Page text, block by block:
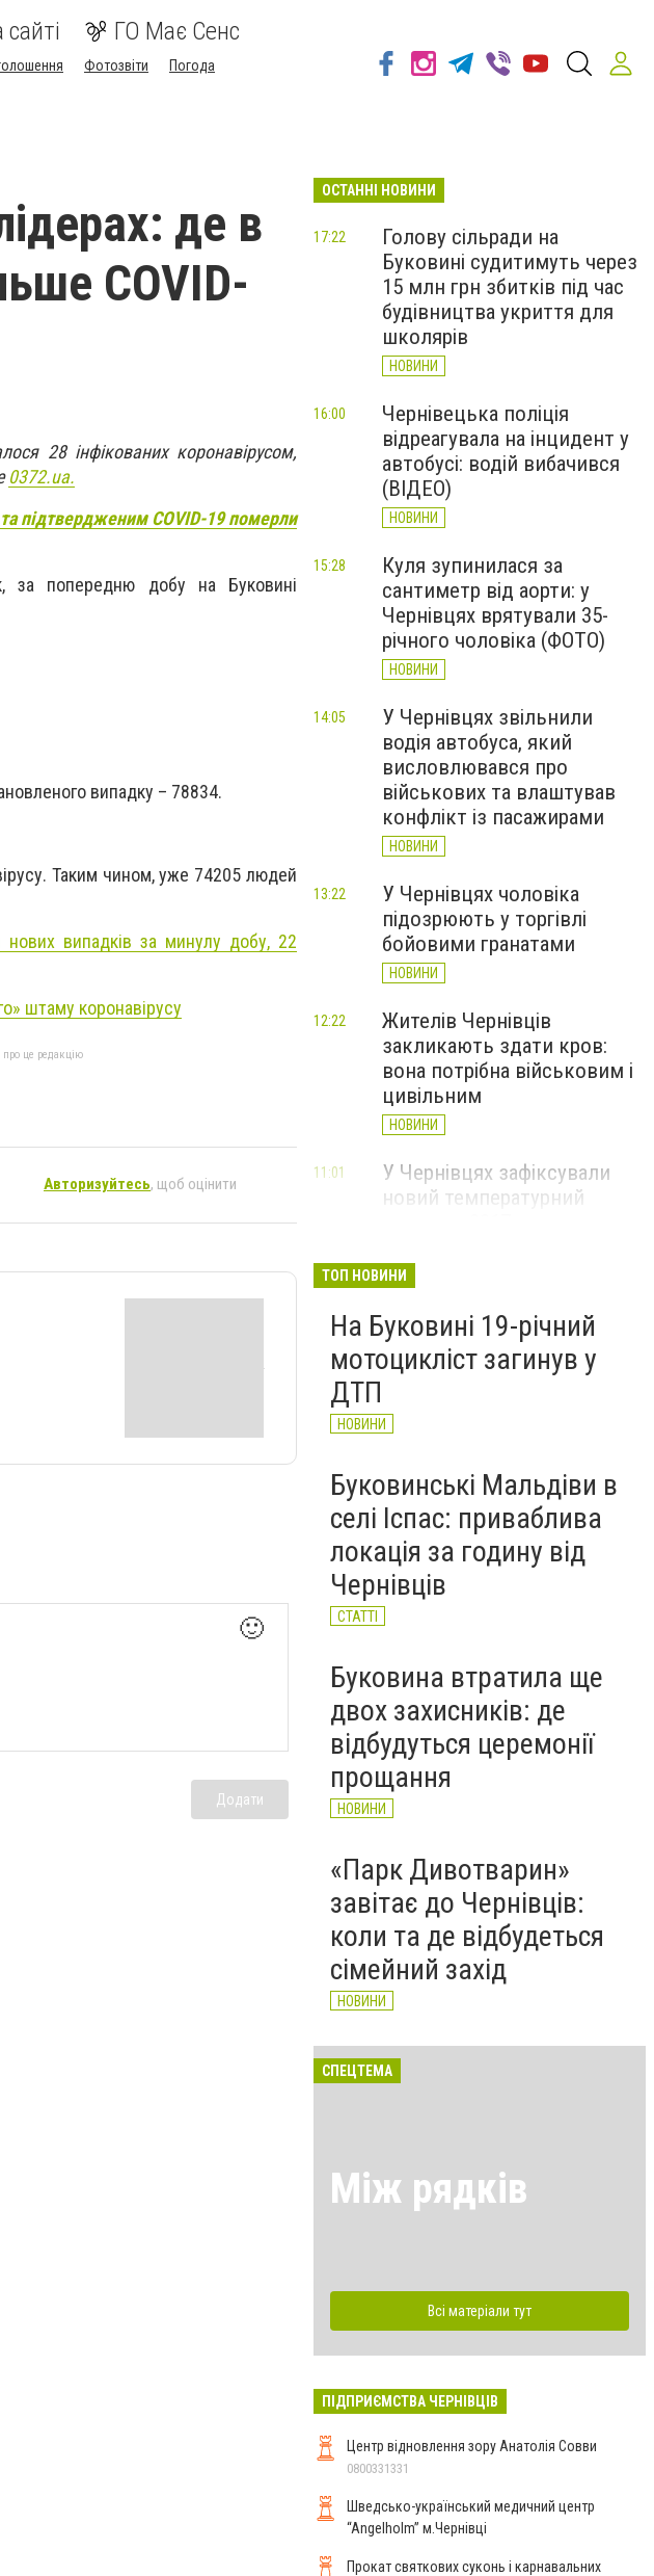
ГО Має Сенс
Фотозвіти
Погода
де в
COVID-
28 інфікованих коронавірусом,
0372.ua.
підтвердженим COVID-19 померли
за попередню добу на Буковині
випадку – 78834.
Таким чином, уже 74205 людей
нових випадків за минулу добу, 22
штаму коронавірусу
це редакцію
Авторизуйтесь, щоб оцінити
🙂
Додати
ОСТАННІ НОВИНИ
Голову сільради на
Буковині судитимуть через
15 млн грн збитків під час
будівництва укриття для
школярів
НОВИНИ
17:22
Чернівецька поліція
відреагувала на інцидент у
автобусі: водій вибачився
(ВІДЕО)
НОВИНИ
16:00
Куля зупинилася за
сантиметр від аорти: у
Чернівцях врятували 35-
річного чоловіка (ФОТО)
НОВИНИ
15:28
У Чернівцях звільнили
водія автобуса, який
висловлювався про
військових та влаштував
конфлікт із пасажирами
НОВИНИ
14:05
У Чернівцях чоловіка
підозрюють у торгівлі
бойовими гранатами
НОВИНИ
13:22
Жителів Чернівців
закликають здати кров:
вона потрібна військовим і
цивільним
НОВИНИ
12:22
У Чернівцях зафіксували
новий температурний
11:01
області обмежили рух
великовагового транспорту
НОВИНИ
ТОП НОВИНИ
На Буковині 19-річний
мотоцикліст загинув у
ДТП
НОВИНИ
Буковинські Мальдіви в
селі Іспас: приваблива
локація за годину від
Чернівців
СТАТТІ
Буковина втратила ще
двох захисників: де
відбудуться церемонії
прощання
НОВИНИ
«Парк Дивотварин»
завітає до Чернівців:
коли та де відбудеться
сімейний захід
НОВИНИ
СПЕЦТЕМА
Між рядків
Всі матеріали тут
ПІДПРИЄМСТВА ЧЕРНІВЦІВ
Центр відновлення зору Анатолія Совви
0800331331
Шведсько-український медичний центр
“Angelholm” м.Чернівці
Прокат святкових суконь і карнавальних